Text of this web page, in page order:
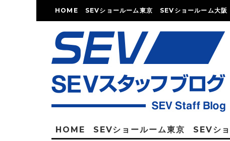
HOME SEVショールーム東京 SEVショールーム大阪
HOME SEVショールーム東京 SEVシ